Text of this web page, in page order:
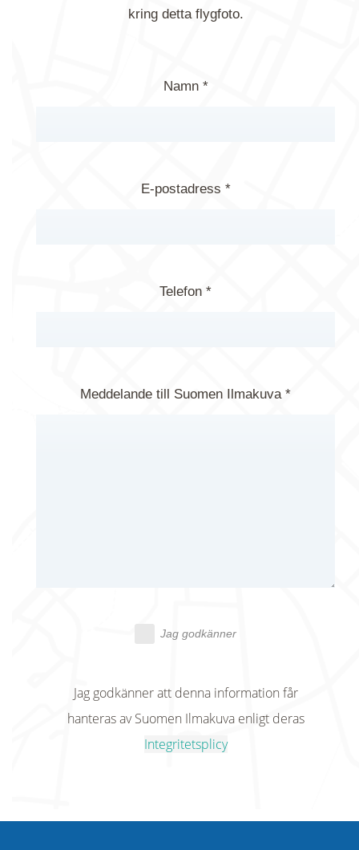
kring detta flygfoto.
Namn *
E-postadress *
Telefon *
Meddelande till Suomen Ilmakuva *
Jag godkänner
Jag godkänner att denna information får
hanteras av Suomen Ilmakuva enligt deras
Integritetsplicy